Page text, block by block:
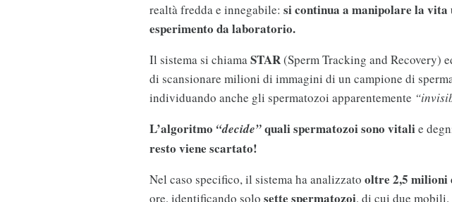
realtà fredda e innegabile: si continua a manipolare la vita
esperimento da laboratorio.
Il sistema si chiamaSTAR(Sperm Tracking and Recovery)
di scansionare milioni di immagini di un campione di
individuando anche gli spermatozoi apparentemente
L’algoritmo “decide”quali spermatozoi sono vitalie
resto viene scartato!
Nel caso specifico, il sistema ha analizzato oltre 2,5 milioni
ore, identificando solo sette spermatozoi, di cui due mobili.